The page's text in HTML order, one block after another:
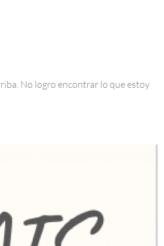
No logro encontrar lo que estoy